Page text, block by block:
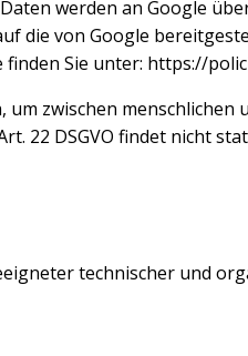
werden an Google
die von Google
Sie unter: https://
zwischen
22 DSGVO findet nicht
technischer und